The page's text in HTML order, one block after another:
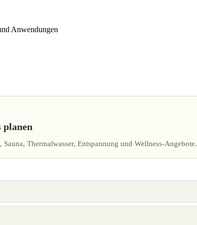
Anwendungen
planen
Thermalwasser, Entspannung und Wellness-Angebote.